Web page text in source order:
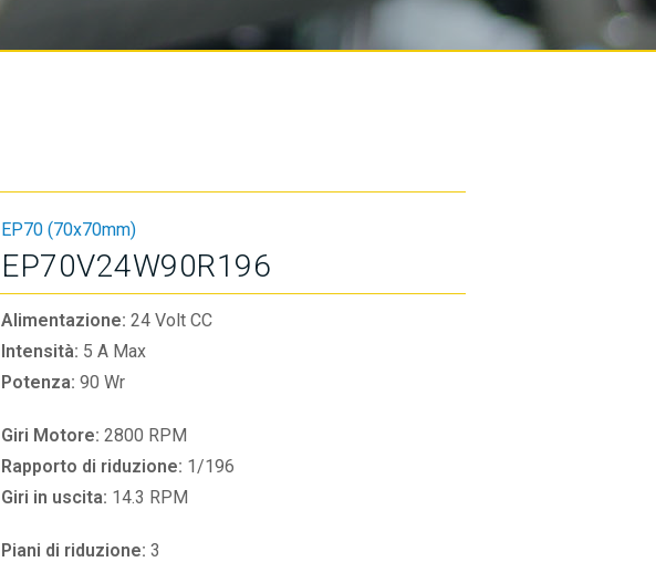
EP70 (70x70mm)
EP70V24W90R196
Alimentazione: 24 Volt CC
Intensità: 5 A Max
Potenza: 90 Wr
Giri Motore: 2800 RPM
Rapporto di riduzione: 1/196
Giri in uscita: 14.3 RPM
Piani di riduzione: 3